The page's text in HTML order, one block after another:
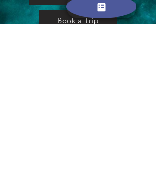
Book a Trip